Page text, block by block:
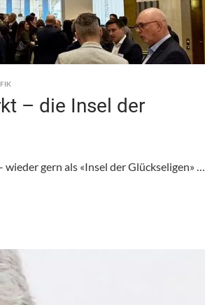
– die Insel der
gern als «Insel der Glückseligen» …